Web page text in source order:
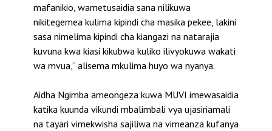
mafanikio, wametusaidia sana nilikuwa
nikitegemea kulima kipindi cha masika pekee, lakini
sasa nimelima kipindi cha kiangazi na natarajia
kuvuna kwa kiasi kikubwa kuliko ilivyokuwa wakati
wa mvua,” alisema mkulima huyo wa nyanya.
Aidha Ngimba ameongeza kuwa MUVI imewasaidia
katika kuunda vikundi mbalimbali vya ujasiriamali
na tayari vimekwisha sajiliwa na vimeanza kufanya